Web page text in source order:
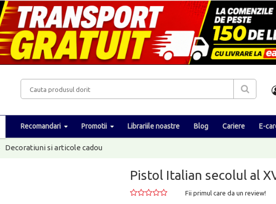
Recomandari Promotii Librariile noastre Blog Cariere E-
Decoratiuni si articole cadou
Pistol Italian secolul al
Fii primul care da un review!